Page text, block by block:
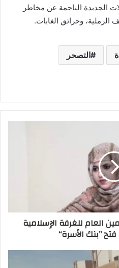
الجديدة الناجمة عن مخاطر
وحرائق الغابات.
التصحر
العام للغرفة الإسلامية
فتح ”بنك الأسرة“